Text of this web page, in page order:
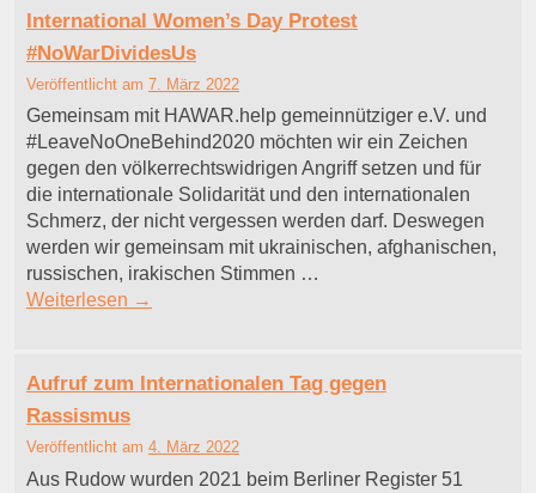
International Women’s Day Protest
#NoWarDividesUs
Veröffentlicht am 7. März 2022
Gemeinsam mit HAWAR.help gemeinnütziger e.V. und
#LeaveNoOneBehind2020 möchten wir ein Zeichen
gegen den völkerrechtswidrigen Angriff setzen und für
die internationale Solidarität und den internationalen
Schmerz, der nicht vergessen werden darf. Deswegen
werden wir gemeinsam mit ukrainischen, afghanischen,
russischen, irakischen Stimmen …
Weiterlesen →
Aufruf zum Internationalen Tag gegen
Rassismus
Veröffentlicht am 4. März 2022
Aus Rudow wurden 2021 beim Berliner Register 51